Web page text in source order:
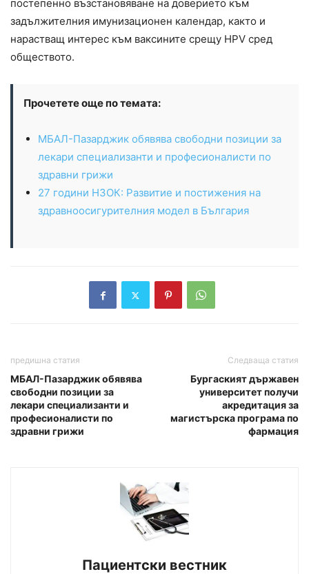
постепенно възстановяване на доверието към
задължителния имунизационен календар, както и
нарастващ интерес към ваксините срещу HPV сред
обществото.
Прочетете още по темата:
МБАЛ-Пазарджик обявява свободни позиции за
лекари специализанти и професионалисти по
здравни грижи
27 години НЗОК: Развитие и постижения на
здравноосигурителния модел в България
предишна статия
МБАЛ-Пазарджик обявява
свободни позиции за
лекари специализанти и
професионалисти по
здравни грижи
Следваща статия
Бургаският държавен
университет получи
акредитация за
магистърска програма по
фармация
Пациентски вестник